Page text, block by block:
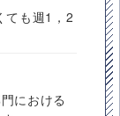
ても週1，2
における